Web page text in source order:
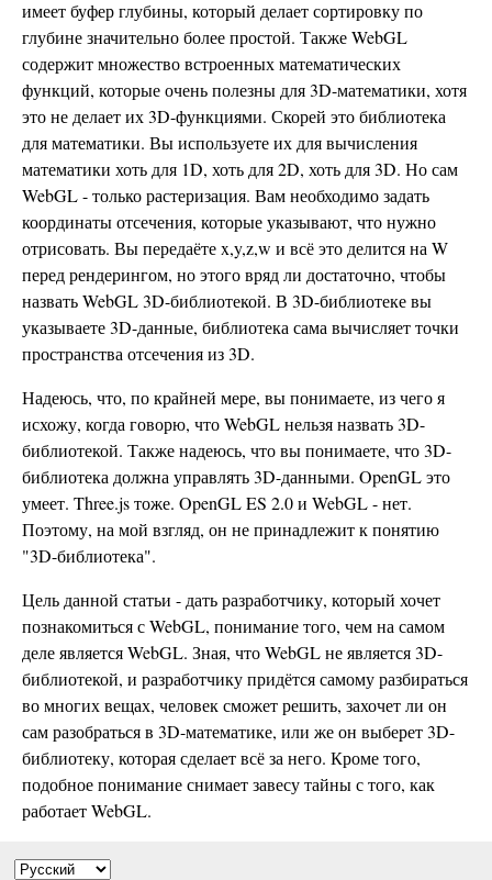
имеет буфер глубины, который делает сортировку по
глубине значительно более простой. Также WebGL
содержит множество встроенных математических
функций, которые очень полезны для 3D-математики, хотя
это не делает их 3D-функциями. Скорей это библиотека
для математики. Вы используете их для вычисления
математики хоть для 1D, хоть для 2D, хоть для 3D. Но сам
WebGL - только растеризация. Вам необходимо задать
координаты отсечения, которые указывают, что нужно
отрисовать. Вы передаёте x,y,z,w и всё это делится на W
перед рендерингом, но этого вряд ли достаточно, чтобы
назвать WebGL 3D-библиотекой. В 3D-библиотеке вы
указываете 3D-данные, библиотека сама вычисляет точки
пространства отсечения из 3D.
Надеюсь, что, по крайней мере, вы понимаете, из чего я
исхожу, когда говорю, что WebGL нельзя назвать 3D-
библиотекой. Также надеюсь, что вы понимаете, что 3D-
библиотека должна управлять 3D-данными. OpenGL это
умеет. Three.js тоже. OpenGL ES 2.0 и WebGL - нет.
Поэтому, на мой взгляд, он не принадлежит к понятию
"3D-библиотека".
Цель данной статьи - дать разработчику, который хочет
познакомиться с WebGL, понимание того, чем на самом
деле является WebGL. Зная, что WebGL не является 3D-
библиотекой, и разработчику придётся самому разбираться
во многих вещах, человек сможет решить, захочет ли он
сам разобраться в 3D-математике, или же он выберет 3D-
библиотеку, которая сделает всё за него. Кроме того,
подобное понимание снимает завесу тайны с того, как
работает WebGL.